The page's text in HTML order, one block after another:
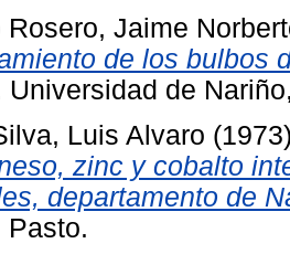
Rosero, Jaime
de los bulbos
Universidad de
Luis Alvaro
zinc y cobalto
departamento de
Pasto.